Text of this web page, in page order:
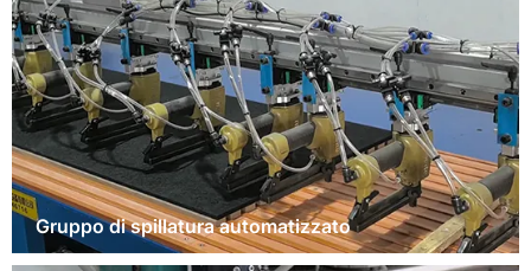
Gruppo di spillatura automatizzato